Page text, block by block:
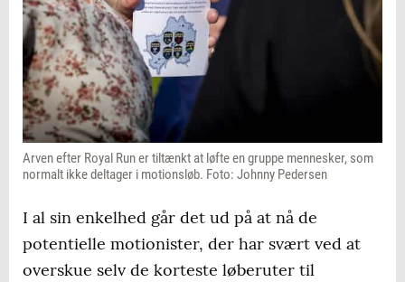
Arven efter Royal Run er tiltænkt at løfte en gruppe mennesker, som
normalt ikke deltager i motionsløb. Foto: Johnny Pedersen
I al sin enkelhed går det ud på at nå de
potentielle motionister, der har svært ved at
overskue selv de korteste løberuter til